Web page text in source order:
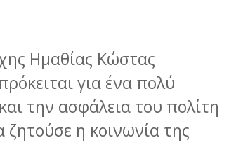
Ημαθίας Κώστας
για ένα πολύ
την ασφάλεια του πολίτη
η κοινωνία της